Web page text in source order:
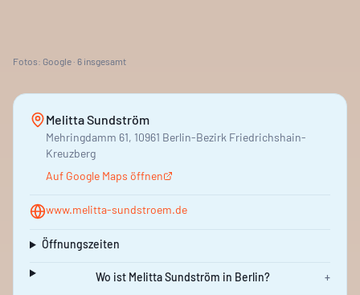
Fotos: Google · 6 insgesamt
Melitta Sundström
Mehringdamm 61, 10961 Berlin-Bezirk Friedrichshain-
Kreuzberg
Auf Google Maps öffnen
www.melitta-sundstroem.de
Öffnungszeiten
Wo ist Melitta Sundström in Berlin? +